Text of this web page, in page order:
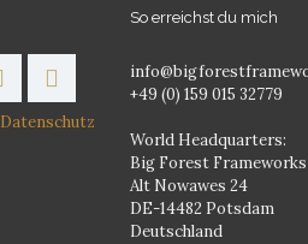
Datenschutz
So erreichst du mich
+49 (0) 159 015 32779
World Headquarters:
Big Forest Frameworks
Alt Nowawes 24
DE-14482 Potsdam
Deutschland